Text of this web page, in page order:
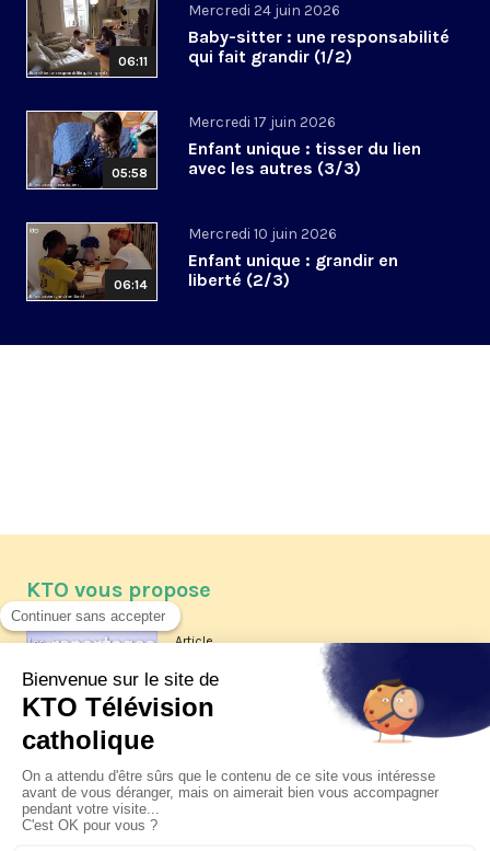
06:11
Mercredi 24 juin 2026
Baby-sitter : une responsabilité
qui fait grandir (1/2)
05:58
Mercredi 17 juin 2026
Enfant unique : tisser du lien
avec les autres (3/3)
06:14
Mercredi 10 juin 2026
Enfant unique : grandir en
liberté (2/3)
KTO vous propose
Article
Les reportages d'été 2026 de KTO
La visite pastorale du pape Léon
XIV à Assise à suivre sur KTO le
jeudi 6 août